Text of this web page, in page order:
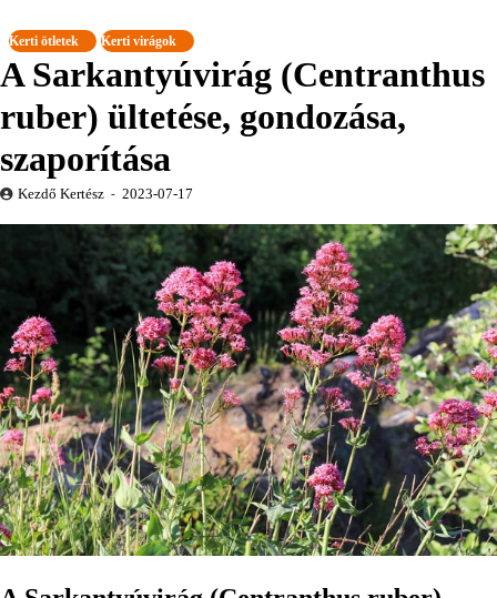
Kerti ötletek Kerti virágok
A Sarkantyúvirág (Centranthus
ruber) ültetése, gondozása,
szaporítása
Kezdő Kertész 2023-07-17